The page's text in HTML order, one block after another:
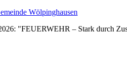
Wölpinghausen
"FEUERWEHR – Stark durch